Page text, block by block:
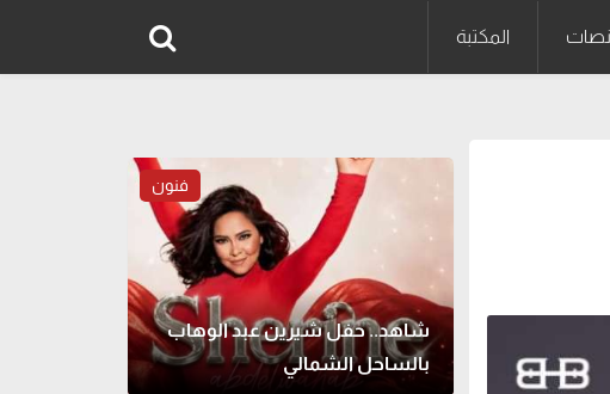
المكتبة
فنون
شاهد.. حفل شيرين عبد الوهاب
بالساحل الشمالي